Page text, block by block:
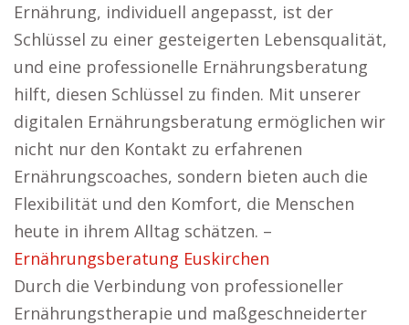
Ernährung, individuell angepasst, ist der
Schlüssel zu einer gesteigerten Lebensqualität,
und eine professionelle Ernährungsberatung
hilft, diesen Schlüssel zu finden. Mit unserer
digitalen Ernährungsberatung ermöglichen wir
nicht nur den Kontakt zu erfahrenen
Ernährungscoaches, sondern bieten auch die
Flexibilität und den Komfort, die Menschen
heute in ihrem Alltag schätzen. –
Ernährungsberatung Euskirchen
Durch die Verbindung von professioneller
Ernährungstherapie und maßgeschneiderter